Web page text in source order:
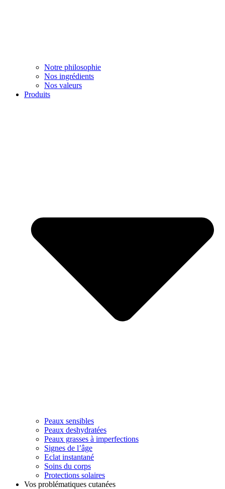
Notre philosophie
Nos ingrédients
Nos valeurs
Produits
Peaux sensibles
Peaux deshydratées
Peaux grasses à imperfections
Signes de l’âge
Eclat instantané
Soins du corps
Protections solaires
Vos problématiques cutanées